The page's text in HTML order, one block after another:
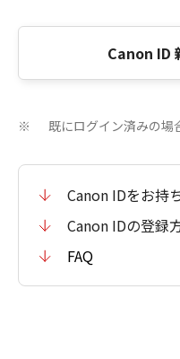
Canon ID
※ 既にログイン済みの場
Canon IDをお持
Canon IDの登録
FAQ